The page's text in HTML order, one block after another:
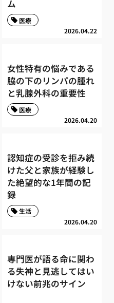
ム
2026.04.22
医療
女性特有の悩みである
脇の下のリンパの腫れ
と乳腺外科の重要性
2026.04.20
医療
認知症の受診を拒み続
けた父と家族が経験し
た絶望的な1年間の記
録
2026.04.20
生活
専門医が語る命に関わ
る失神と見逃してはい
けない前兆のサイン